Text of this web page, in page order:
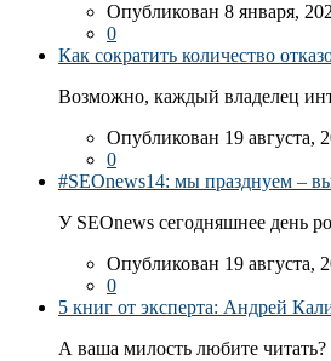
Опубликован 8 января,
0
Как сократить количество
Возможно, каждый владелец
Опубликован 19 августа,
0
#SEOnews14: мы празднуем –
У SEOnews сегодняшнее день
Опубликован 19 августа,
0
5 книг от эксперта: Андрей
А ваша милость любите читать?